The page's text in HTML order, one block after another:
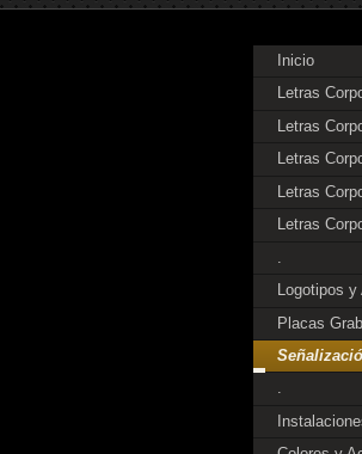
Inicio
Letras
Letras
Letras
Letras
Letras
Logotipos y
Placas
.